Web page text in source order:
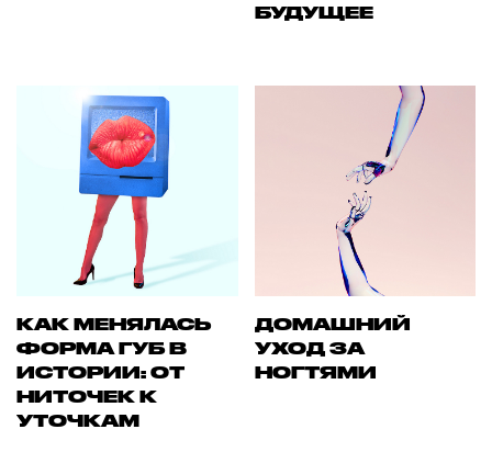
БУДУЩЕЕ
КАК МЕНЯЛАСЬ
ФОРМА ГУБ В
ИСТОРИИ: ОТ
НИТОЧЕК К
УТОЧКАМ
ДОМАШНИЙ
УХОД ЗА
НОГТЯМИ